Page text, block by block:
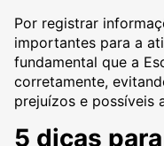
Por registrar
importantes para a
fundamental que a
corretamente,
prejuízos e possíveis
5 dicas